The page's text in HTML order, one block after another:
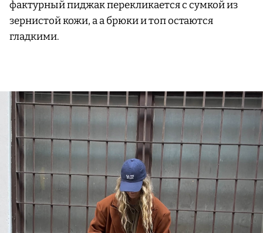
фактурный пиджак перекликается с сумкой из
зернистой кожи, а а брюки и топ остаются
гладкими.